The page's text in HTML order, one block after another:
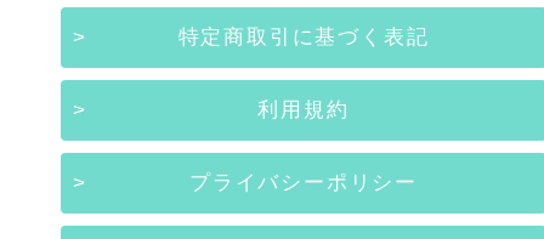
特定商取引に基づく表記
利用規約
プライバシーポリシー